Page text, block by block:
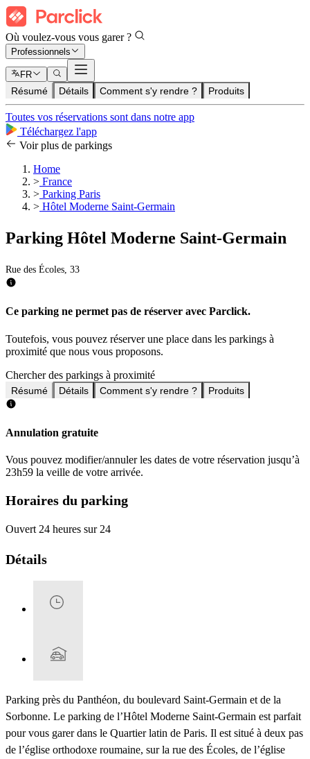
Où voulez-vous vous garer ?
Professionnels
FR
Résumé Détails Comment s'y rendre ? Produits
Toutes vos réservations sont dans notre app
Téléchargez l'app
Voir plus de parkings
Home
> France
> Parking Paris
> Hôtel Moderne Saint-Germain
Parking Hôtel Moderne Saint-Germain
Rue des Écoles, 33
Ce parking ne permet pas de réserver avec Parclick.
Toutefois, vous pouvez réserver une place dans les parkings à
proximité que nous vous proposons.
Chercher des parkings à proximité
Résumé Détails Comment s'y rendre ? Produits
Annulation gratuite
Vous pouvez modifier/annuler les dates de votre réservation jusqu’à
23h59 la veille de votre arrivée.
Horaires du parking
Ouvert 24 heures sur 24
Détails
Parking près du Panthéon, du boulevard Saint-Germain et de la
Sorbonne. Le parking de l’Hôtel Moderne Saint-Germain est parfait
pour vous garer dans le Quartier latin de Paris. Il est situé à deux pas
de l’église orthodoxe roumaine, sur la rue des Écoles, de l’église